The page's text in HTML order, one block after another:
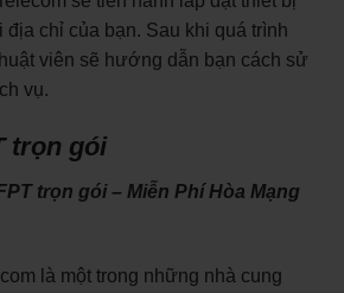
địa chỉ của bạn. Sau khi quá trình
viên sẽ hướng dẫn bạn cách sử
vụ.
trọn gói
trọn gói – Miễn Phí Hòa Mạng
là một trong những nhà cung